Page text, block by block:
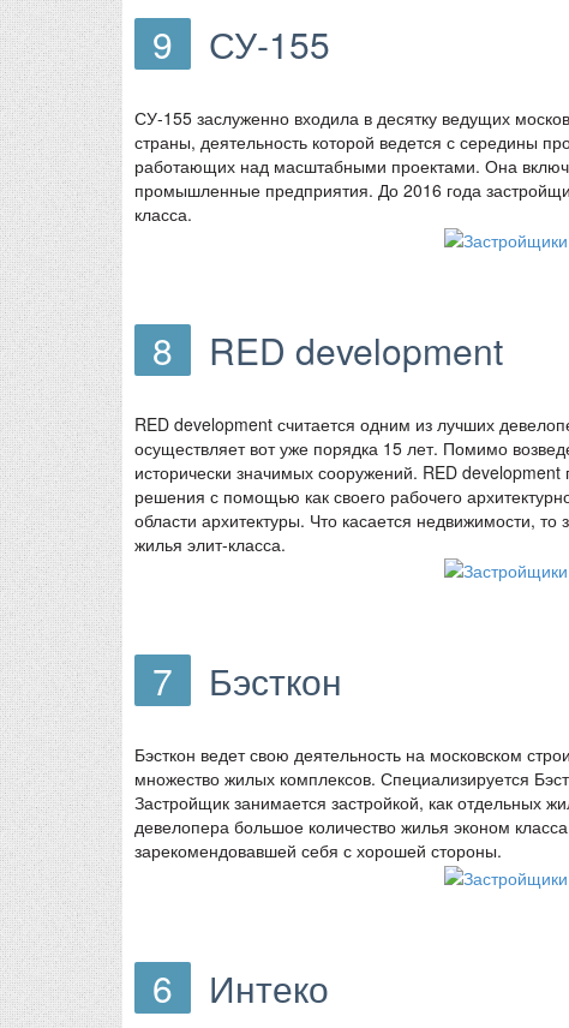
9 СУ-155
СУ-155 заслуженно входила в десятку ведущих
страны, деятельность которой ведется с середины
работающих над масштабными проектами. Она
промышленные предприятия. До 2016 года
класса.
8 RED development
RED development считается одним из лучших
осуществляет вот уже порядка 15 лет. Помимо
исторически значимых сооружений. RED
решения с помощью как своего рабочего
области архитектуры. Что касается недвижимости,
жилья элит-класса.
7 Бэсткон
Бэсткон ведет свою деятельность на московском
множество жилых комплексов. Специализируется
Застройщик занимается застройкой, как отдельных
девелопера большое количество жилья эконом
зарекомендовавшей себя с хорошей стороны.
6 Интеко